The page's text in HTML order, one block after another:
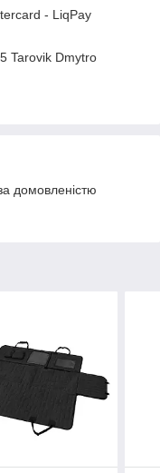
- LiqPay
Tarovik Dmytro
домовленістю